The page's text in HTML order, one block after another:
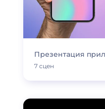
Презентация
7 сцен